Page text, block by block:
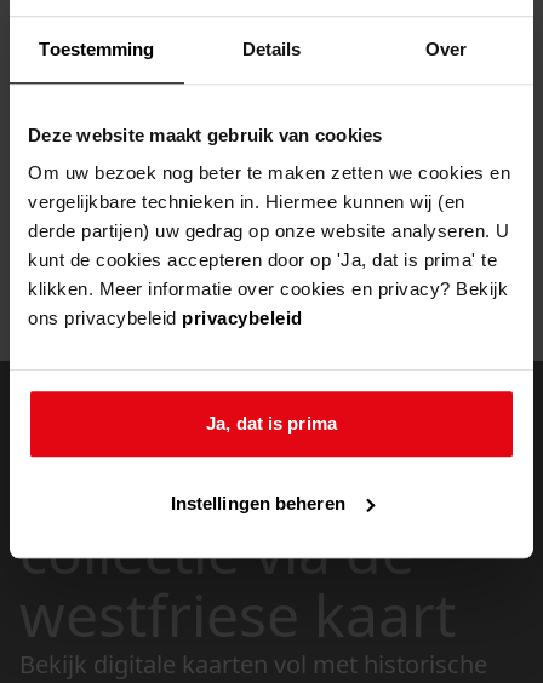
Toestemming Details Over
Deze website maakt gebruik van cookies
Om uw bezoek nog beter te maken zetten we cookies en
vergelijkbare technieken in. Hiermee kunnen wij (en
derde partijen) uw gedrag op onze website analyseren. U
kunt de cookies accepteren door op 'Ja, dat is prima' te
klikken. Meer informatie over cookies en privacy? Bekijk
ons privacybeleid privacybeleid
Ja, dat is prima
Instellingen beheren
Helaas, er is een fout opgetreden
Mogelijk kunt u deze pagina niet bezoeken door:
een verouderde bladwijzer/favoriet
een zoekmachine heeft eenverouderde lijst van de website
eenfout getyptadres
doorzoek de
collectie via de
westfriese kaart
Bekijk digitale kaarten vol met historische